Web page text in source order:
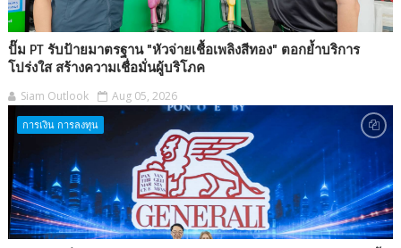
ปั๊ม PT รับป้ายมาตรฐาน "หัวจ่ายเชื้อเพลิงสีทอง" ตอกย้ำบริการ
โปร่งใส สร้างความเชื่อมั่นผู้บริโภค
Siam Outlook Aug 05, 2026
การเงิน การลงทุน